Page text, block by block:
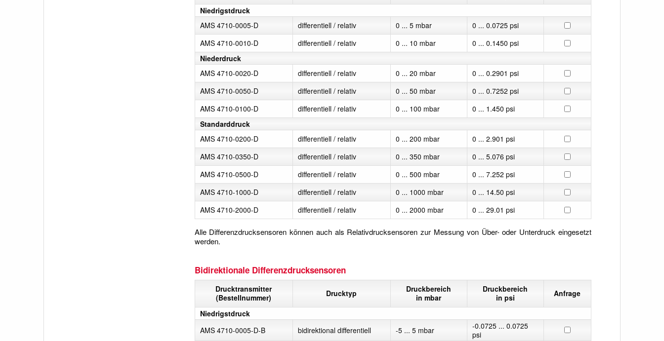
Niedrigstdruck
AMS 4710-0005-D
differentiell / relativ 0 ... 5 mbar
0 ... 0.0725 psi
AMS 4710-0010-D
differentiell / relativ 0 ... 10 mbar
0 ... 0.1450 psi
Niederdruck
AMS 4710-0020-D
differentiell / relativ 0 ... 20 mbar
0 ... 0.2901 psi
AMS 4710-0050-D
differentiell / relativ 0 ... 50 mbar
0 ... 0.7252 psi
AMS 4710-0100-D
differentiell / relativ 0 ... 100 mbar
0 ... 1.450 psi
Standarddruck
AMS 4710-0200-D
differentiell / relativ 0 ... 200 mbar
0 ... 2.901 psi
AMS 4710-0350-D
differentiell / relativ 0 ... 350 mbar
0 ... 5.076 psi
AMS 4710-0500-D
differentiell / relativ 0 ... 500 mbar
0 ... 7.252 psi
AMS 4710-1000-D
differentiell / relativ 0 ... 1000 mbar
0 ... 14.50 psi
AMS 4710-2000-D
differentiell / relativ 0 ... 2000 mbar 0 ... 29.01 psi
Alle Differenzdrucksensoren können auch als Relativdrucksensoren zur Messung von Über- oder Unterdruck eingesetzt
werden.
Bidirektionale Differenzdrucksensoren
Drucktransmitter
(Bestellnummer)
Drucktyp
Druckbereich
in mbar
Druckbereich
in psi
Anfrage
Niedrigstdruck
AMS 4710-0005-D-B
bidirektional differentiell -5 ... 5 mbar
-0.0725 ... 0.0725
psi